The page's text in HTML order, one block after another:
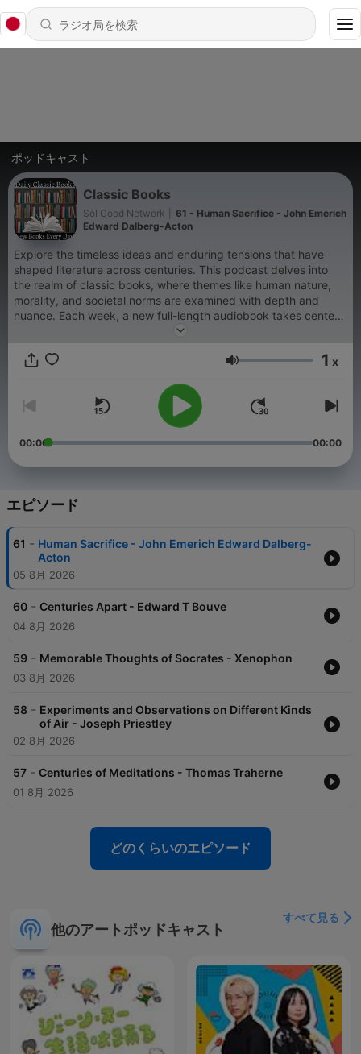
ポッドキャスト
Classic Books
Sol Good Network
61 - Human Sacrifice - John Emerich
Edward Dalberg-Acton
Explore the timeless ideas and enduring tensions that have
shaped literature across centuries. This podcast delves into
the realm of classic books, where themes like human nature,
morality, and societal norms are examined with depth and
nuance. Each week, a new full-length audiobook takes center
stage, offering listeners a fresh perspective from a different
span diverse voices and historical contexts, providing an
thought-provoking escape. With new books added weekly,
there's always something new to explore. Check out more
shows at solgoodmedia.com.
音量 1 x
00:00 00:00
エピソード
61 - Human Sacrifice - John Emerich Edward Dalberg-
Acton
05 8月 2026
60 - Centuries Apart - Edward T Bouve
04 8月 2026
59 - Memorable Thoughts of Socrates - Xenophon
03 8月 2026
58 - Experiments and Observations on Different Kinds
of Air - Joseph Priestley
02 8月 2026
57 - Centuries of Meditations - Thomas Traherne
01 8月 2026
どのくらいのエピソード
他のアートポッドキャスト
すべて見る